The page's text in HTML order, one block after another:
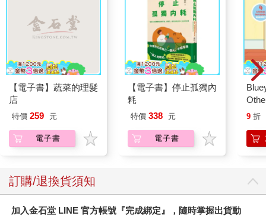
【電子書】蔬菜的理髮
店
特價 259 元
電子書
【電子書】停止孤獨內
耗
特價 338 元
電子書
9 折
訂購/退換貨須知
加入金石堂 LINE 官方帳號『完成綁定』，隨時掌握出貨動